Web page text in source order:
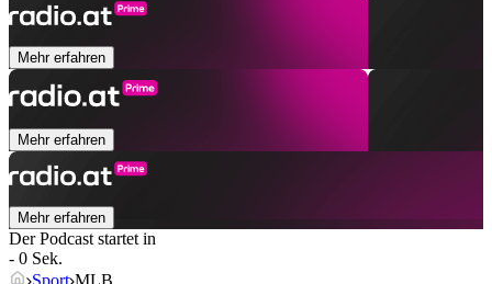
Mehr erfahren
Mehr erfahren
Mehr erfahren
Der Podcast startet in
- 0 Sek.